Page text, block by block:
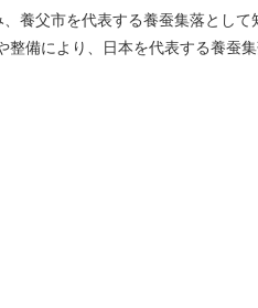
養父市を代表する養蚕集落として
整備により、日本を代表する養蚕